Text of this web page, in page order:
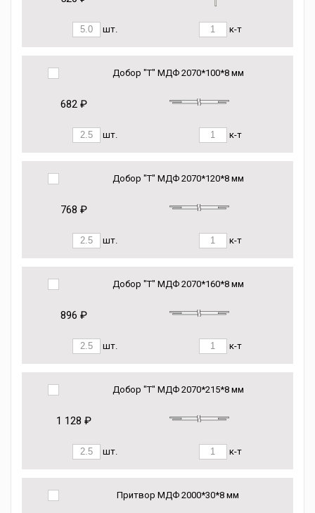
шт. к-т
Добор "Т" МДФ 2070*100*8 мм
682 ₽
шт. к-т
Добор "Т" МДФ 2070*120*8 мм
768 ₽
шт. к-т
Добор "Т" МДФ 2070*160*8 мм
896 ₽
шт. к-т
Добор "Т" МДФ 2070*215*8 мм
1 128 ₽
шт. к-т
Притвор МДФ 2000*30*8 мм